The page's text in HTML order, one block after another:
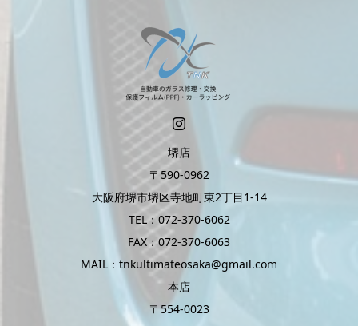
堺店
〒590-0962
大阪府堺市堺区寺地町東2丁目1-14
TEL：072-370-6062
FAX：072-370-6063
MAIL：tnkultimateosaka@gmail.com
本店
〒554-0023